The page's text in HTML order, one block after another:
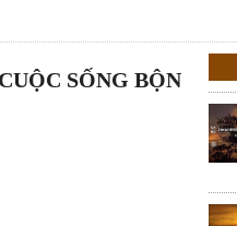
SỐNG BỘN